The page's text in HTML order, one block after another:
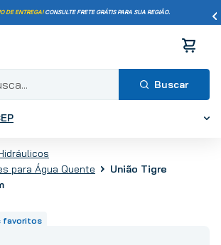
DE ENTREGA!CONSULTE FRETE GRÁTIS PARA SUA REGIÃO.
para Água Quente
União Tigre